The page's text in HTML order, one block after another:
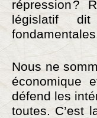
répression ?
législatif
Nous ne
économique
défend les
toutes. C’est